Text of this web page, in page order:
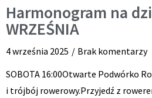
Harmonogram na
WRZEŚNIA
4 września 2025
Brak komentarzy
SOBOTA 16:00Otwarte Podwórko
i trójbój rowerowy.Przyjedź z